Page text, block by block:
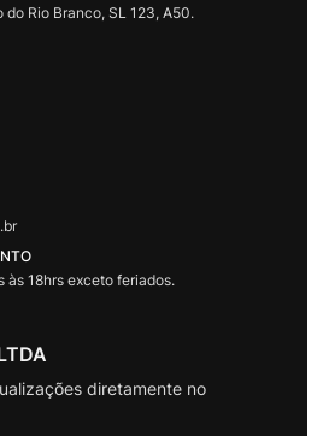
do Rio Branco, SL 123, A50.
às 18hrs exceto feriados.
diretamente no